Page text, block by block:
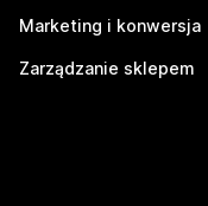
Marketing i konwersja
Zarządzanie sklepem